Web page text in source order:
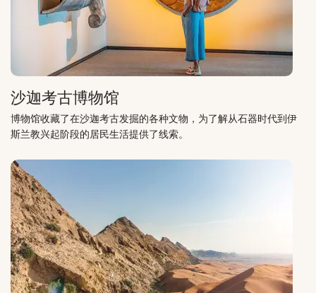
沙迦考古博物馆
博物馆收藏了在沙迦考古发掘的各种文物，为了解从石器时代到伊
斯兰教兴起阶段的居民生活提供了线索。